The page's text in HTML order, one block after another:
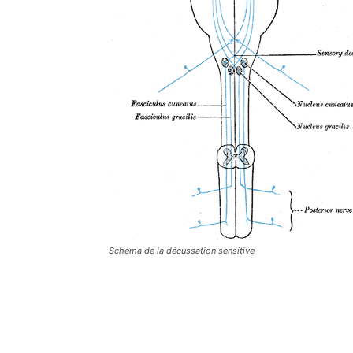
Schéma de la décussation sensitive